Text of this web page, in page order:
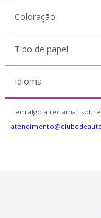
Coloração
Tipo de papel
Idioma
Tem algo a reclamar